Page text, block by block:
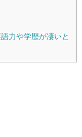
力や学歴が凄いと